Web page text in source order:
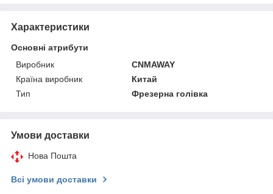
Характеристики
Основні атрибути
Виробник
CNMAWAY
Країна виробник
Китай
Тип
Фрезерна голівка
Умови доставки
Нова Пошта
Всі умови доставки